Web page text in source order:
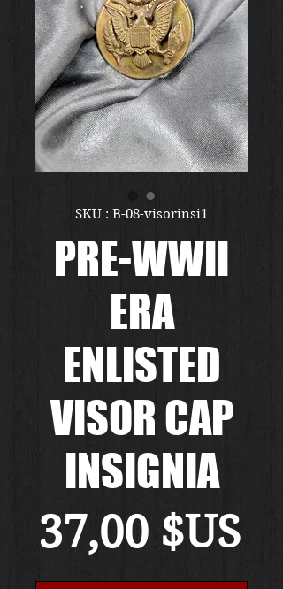
SKU : B-08-visorinsi1
PRE-WWII
ERA
ENLISTED
VISOR CAP
INSIGNIA
37,00 $US